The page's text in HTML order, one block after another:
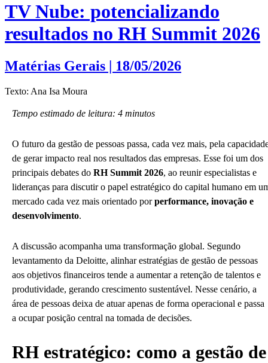
TV Nube: potencializando
resultados no RH Summit 2026
Matérias Gerais | 18/05/2026
Texto: Ana Isa Moura
Tempo estimado de leitura: 4 minutos
O futuro da gestão de pessoas passa, cada vez mais, pela
de gerar impacto real nos resultados das empresas. Esse foi um dos
principais debates do RH Summit 2026, ao reunir especialistas e
lideranças para discutir o papel estratégico do capital humano em
mercado cada vez mais orientado porperformance, inovação e
desenvolvimento.
A discussão acompanha uma transformação global. Segundo
levantamento da Deloitte, alinhar estratégias de gestão de pessoas
aos objetivos financeiros tende a aumentar a retenção de talentos e
produtividade, gerando crescimento sustentável. Nesse cenário, a
área de pessoas deixa de atuar apenas de forma operacional e passa
a ocupar posição central na tomada de decisões.
RH estratégico: como a gestão de